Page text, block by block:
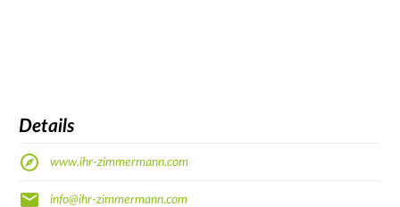
Details
www.ihr-zimmermann.com
info@ihr-zimmermann.com